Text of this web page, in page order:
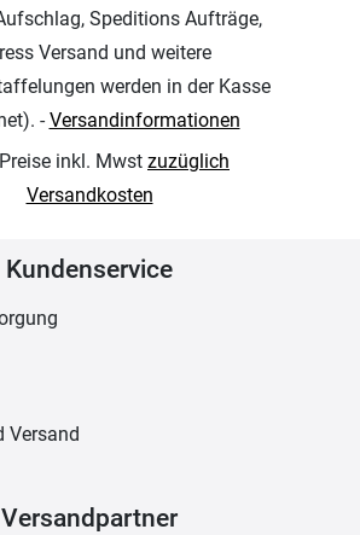
Speditions Aufträge,
Versand und weitere
werden in der Kasse
-Versandinformationen
inkl. Mwst zuzüglich
Versandkosten
Kundenservice
Versand
Versandpartner